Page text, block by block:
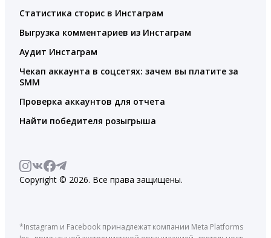
Статистика сторис в Инстаграм
Выгрузка комментариев из Инстаграм
Аудит Инстаграм
Чекап аккаунта в соцсетях: зачем вы платите за
SMM
Проверка аккаунтов для отчета
Найти победителя розыгрыша
Copyright © 2026. Все права защищены.
*Instagram и Facebook принадлежат компании Meta Platforms